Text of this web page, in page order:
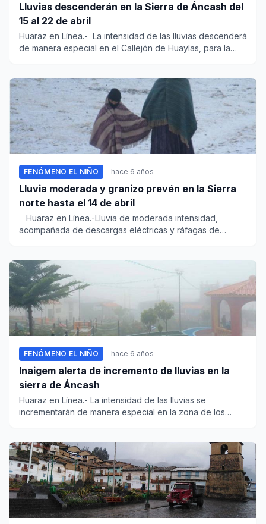
Lluvias descenderán en la Sierra de Áncash del
15 al 22 de abril
Huaraz en Línea.- La intensidad de las lluvias descenderá
de manera especial en el Callejón de Huaylas, para la
FENÓMENO EL NIÑO hace 6 años
Lluvia moderada y granizo prevén en la Sierra
norte hasta el 14 de abril
Huaraz en Línea.-Lluvia de moderada intensidad,
acompañada de descargas eléctricas y ráfagas de
FENÓMENO EL NIÑO hace 6 años
Inaigem alerta de incremento de lluvias en la
sierra de Áncash
Huaraz en Línea.- La intensidad de las lluvias se
incrementarán de manera especial en la zona de los